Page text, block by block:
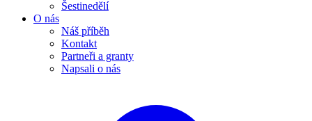
Šestinedělí
O nás
Náš příběh
Kontakt
Partneři a granty
Napsali o nás